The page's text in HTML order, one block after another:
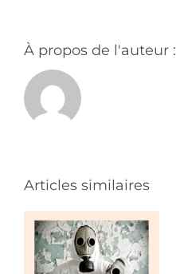
À propos de l'auteur :
Articles similaires
Pourquoi